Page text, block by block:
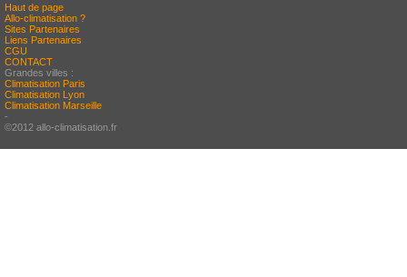
Haut de page
Allo-climatisation ?
Sites Partenaires
Liens Partenaires
CGU
CONTACT
Grandes villes :
Climatisation Paris
Climatisation Lyon
Climatisation Marseille
-
©2012 allo-climatisation.fr